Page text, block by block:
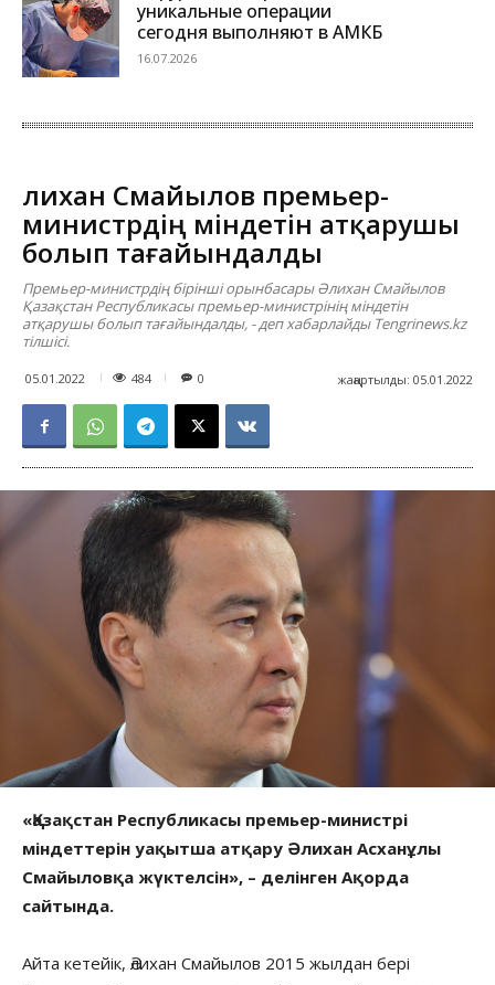
уникальные операции
сегодня выполняют в АМКБ
16.07.2026